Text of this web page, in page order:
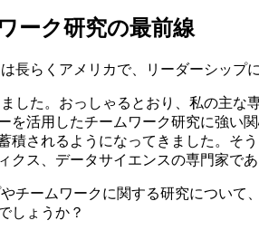
ーク研究の最前線
長らくアメリカで、リーダーシップ
した。おっしゃるとおり、私の主な
活用したチームワーク研究に強い
積されるようになってきました。
クス、データサイエンスの専門家で
チームワークに関する研究につい
しょうか？